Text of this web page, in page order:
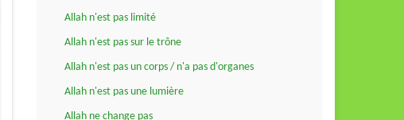
Allah n'est pas limité
Allah n'est pas sur le trône
Allah n'est pas un corps / n'a pas d'organes
Allah n'est pas une lumière
Allah ne change pas